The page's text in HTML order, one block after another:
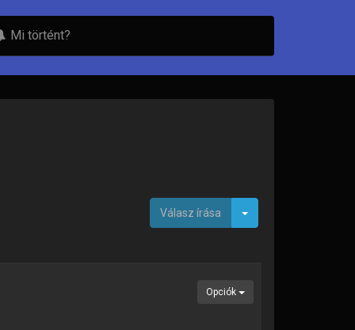
Mi történt?
Válasz írása Toggle Dropdown
Opciók